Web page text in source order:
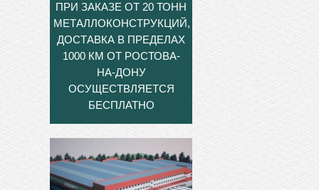
ПРИ ЗАКАЗЕ ОТ 20 ТОНН
МЕТАЛЛОКОНСТРУКЦИЙ,
ДОСТАВКА В ПРЕДЕЛАХ
1000 КМ ОТ РОСТОВА-
НА-ДОНУ
ОСУЩЕСТВЛЯЕТСЯ
БЕСПЛАТНО